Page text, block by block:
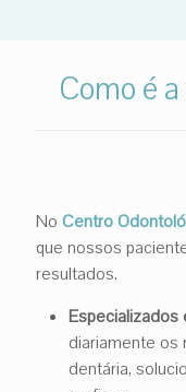
Como é
No Centro
que nossos
resultados.
diariamente
dentária,